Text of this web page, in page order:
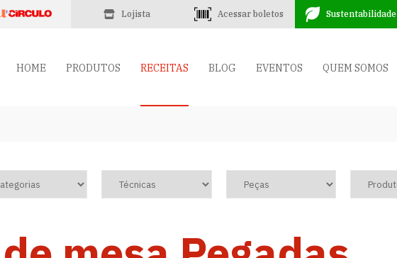
Lojista Acessar boletos Sustentabilidade
HOME PRODUTOS RECEITAS BLOG EVENTOS QUEM SOMOS